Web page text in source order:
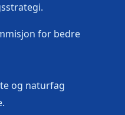
for bedre
og naturfag